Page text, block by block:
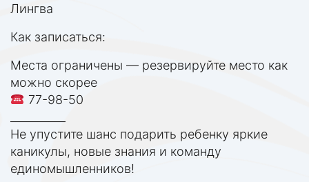
Лингва
Как записаться:
Места ограничены — резервируйте место как
можно скорее
77-98-50
Не упустите шанс подарить ребенку яркие
каникулы, новые знания и команду
единомышленников!